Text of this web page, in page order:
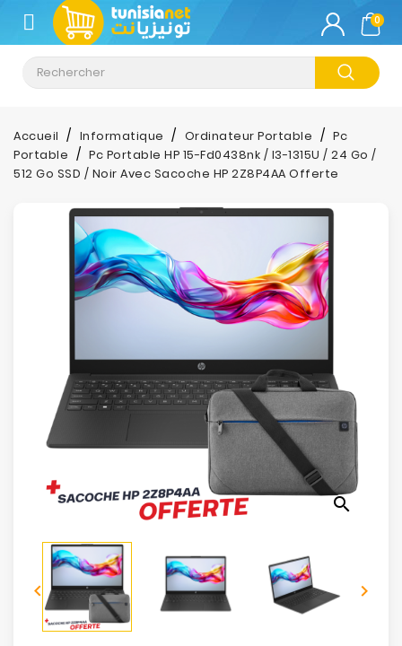
CATÉGORIE
Climatisation
Informatique
Téléphonie
Tablette
Impression
Stockage
Photos
Electroménager
Sécurité
Mobilités
Loisirs
0
Accueil Informatique Ordinateur Portable
Pc
Portable
Pc Portable HP 15-Fd0438nk / I3-1315U / 24 Go /
512 Go SSD / Noir Avec Sacoche HP 2Z8P4AA Offerte
search
 